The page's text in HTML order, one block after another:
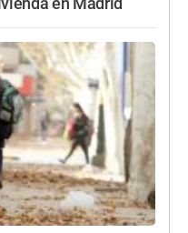
en Madrid